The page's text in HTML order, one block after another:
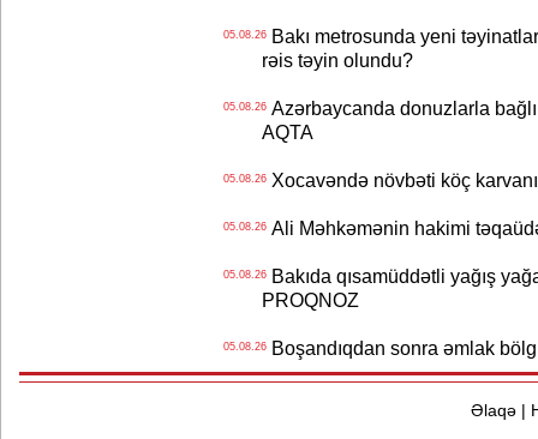
05.08.26Bakı metrosunda yeni
rəis təyin olundu?
05.08.26Azərbaycanda donuzlarla
AQTA
05.08.26Xocavəndə növbəti köç
05.08.26Ali Məhkəmənin hakimi
05.08.26Bakıda qısamüddətli yağış
PROQNOZ
05.08.26Boşandıqdan sonra əmlak
Əlaqə|